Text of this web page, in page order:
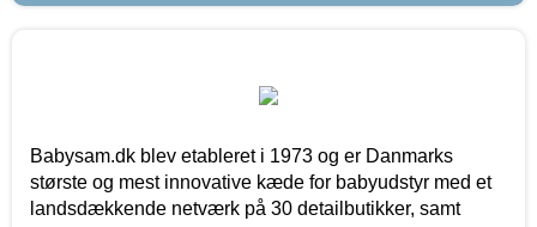
Babysam.dk blev etableret i 1973 og er Danmarks
største og mest innovative kæde for babyudstyr med et
landsdækkende netværk på 30 detailbutikker, samt